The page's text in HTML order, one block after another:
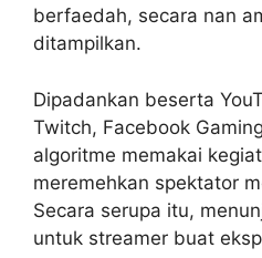
berfaedah, secara nan
ditampilkan.
Dipadankan beserta
Twitch, Facebook
algoritme memakai
meremehkan spektator
Secara serupa itu,
untuk streamer buat